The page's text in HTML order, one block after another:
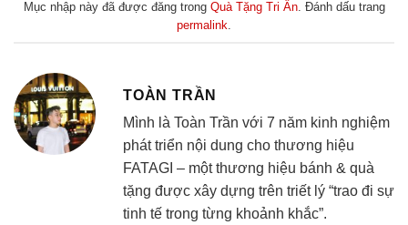
Mục nhập này đã được đăng trong Quà Tặng Tri Ân. Đánh dấu trang
permalink
TOÀN TRẦN
Mình là Toàn Trần với 7 năm kinh nghiệm
phát triển nội dung cho thương hiệu
FATAGI – một thương hiệu bánh & quà
tặng được xây dựng trên triết lý “trao đi sự
tinh tế trong từng khoảnh khắc”.